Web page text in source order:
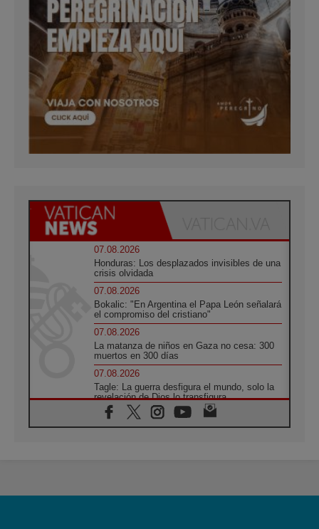
07.08.2026
Honduras: Los desplazados invisibles de una
crisis olvidada
07.08.2026
Bokalic: "En Argentina el Papa León señalará
el compromiso del cristiano"
07.08.2026
La matanza de niños en Gaza no cesa: 300
muertos en 300 días
07.08.2026
Tagle: La guerra desfigura el mundo, solo la
revelación de Dios lo transfigura
07.08.2026
Presentada la Trienal de Arte de las